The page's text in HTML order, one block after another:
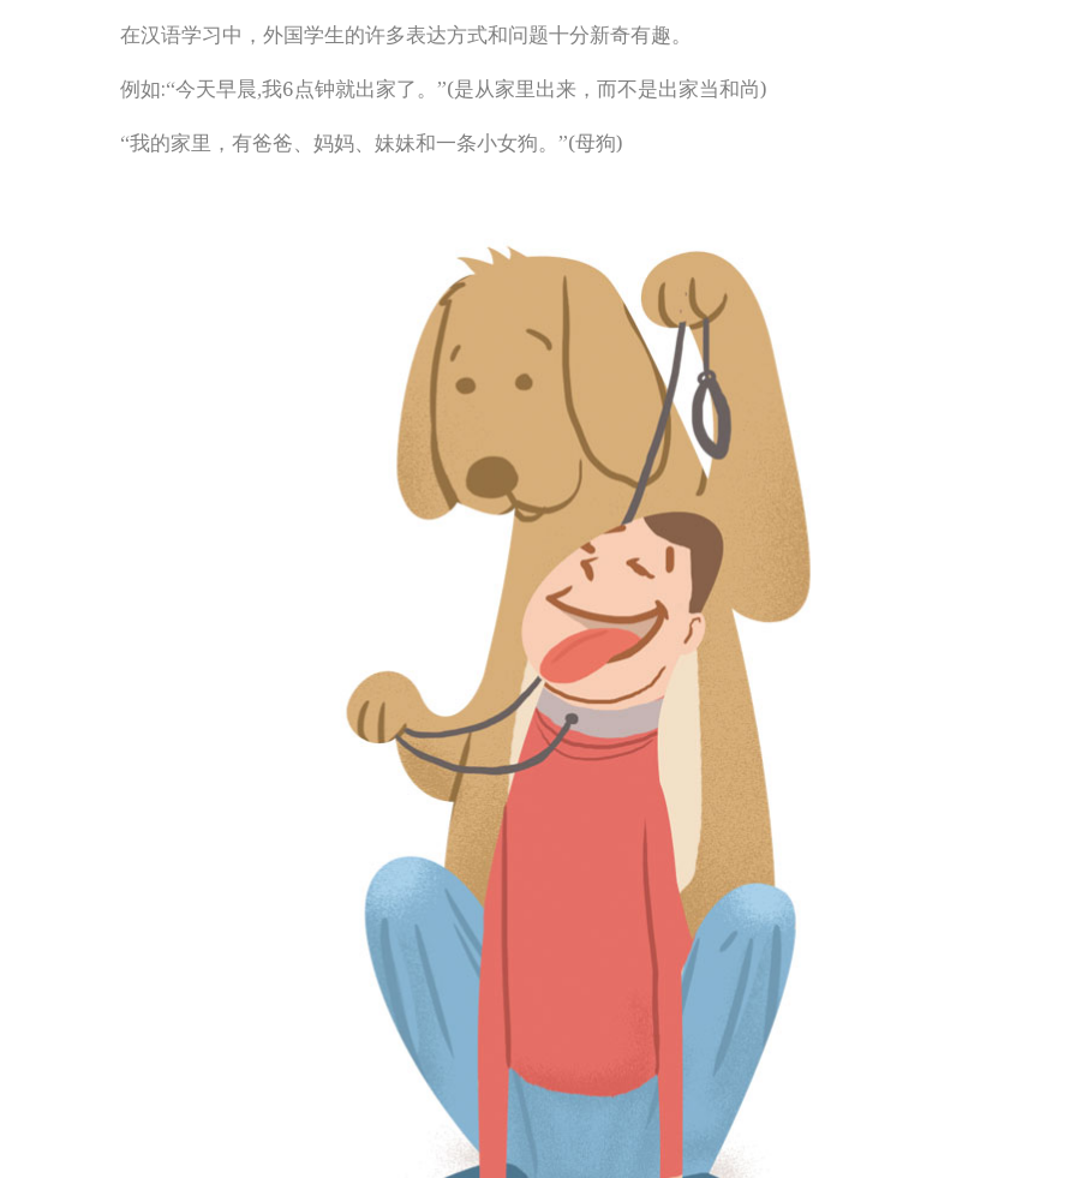
在汉语学习中，外国学生的许多表达方式和问题十分新奇有趣。
例如:“今天早晨,我6点钟就出家了。”(是从家里出来，而不是出家当和尚)
“我的家里，有爸爸、妈妈、妹妹和一条小女狗。”(母狗)